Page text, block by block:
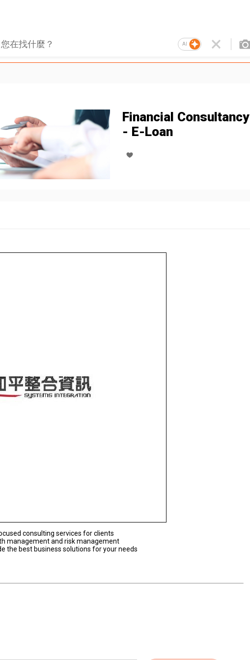
AI
Financial Consultancy
- E-Loan
consulting services for clients
management and risk management
the best business solutions for your needs